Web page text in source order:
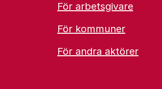
För arbetsgivare
För kommuner
För andra aktörer